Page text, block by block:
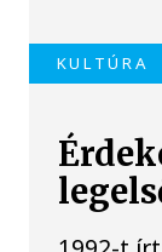
KULTÚRA